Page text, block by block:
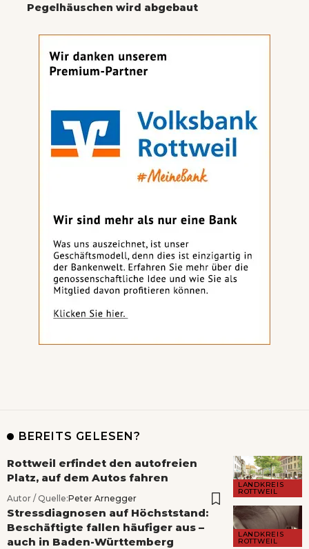
Pegelhäuschen wird abgebaut
BEREITS GELESEN?
LANDKREIS
ROTTWEIL
Rottweil erfindet den autofreien
Platz, auf dem Autos fahren
Autor / Quelle:Peter Arnegger
LANDKREIS
ROTTWEIL
Stressdiagnosen auf Höchststand:
Beschäftigte fallen häufiger aus –
auch in Baden-Württemberg